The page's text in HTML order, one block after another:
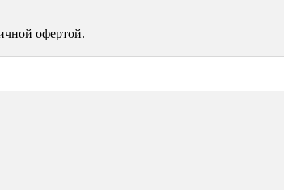
офертой.